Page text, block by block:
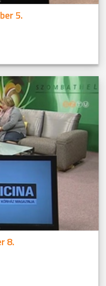
5.
8.